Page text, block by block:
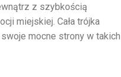
z szybkością
miejskiej. Cała trójka
mocne strony w takich